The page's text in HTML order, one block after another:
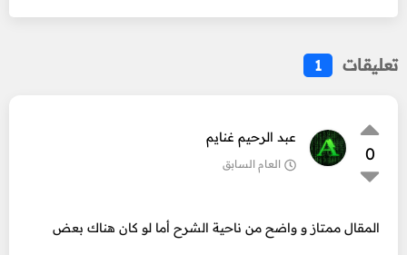
تعليقات 1
0
عبد الرحيم غنايم
العام السابق
المقال ممتاز و واضح من ناحية الشرح أما لو كان هناك بعض